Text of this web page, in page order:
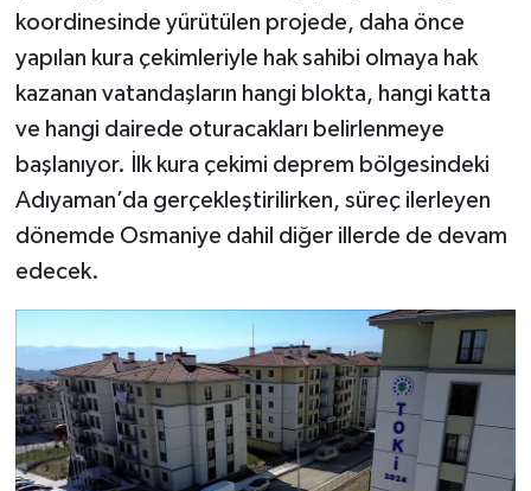
koordinesinde yürütülen projede, daha önce
yapılan kura çekimleriyle hak sahibi olmaya hak
kazanan vatandaşların hangi blokta, hangi katta
ve hangi dairede oturacakları belirlenmeye
başlanıyor. İlk kura çekimi deprem bölgesindeki
Adıyaman’da gerçekleştirilirken, süreç ilerleyen
dönemde Osmaniye dahil diğer illerde de devam
edecek.